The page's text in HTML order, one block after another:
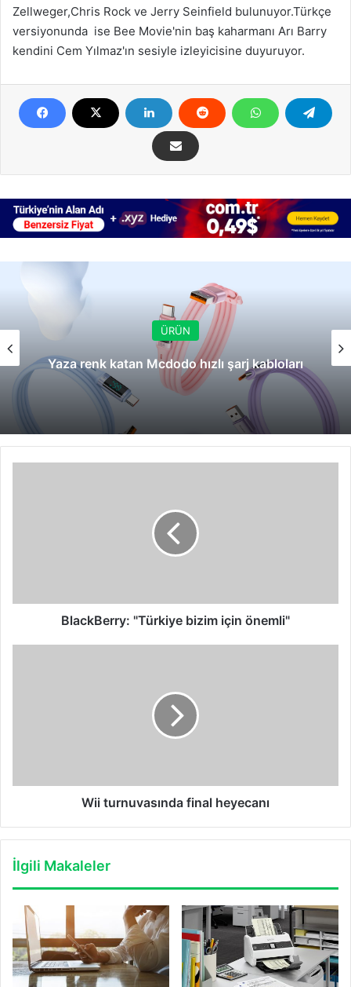
Zellweger,Chris Rock ve Jerry Seinfield bulunuyor.Türkçe
versiyonunda ise Bee Movie'nin baş kaharmanı Arı Barry
kendini Cem Yılmaz'ın sesiyle izleyicisine duyuruyor.
ÜRÜN
Yaza renk katan Mcdodo hızlı şarj kabloları
BlackBerry: "Türkiye bizim için önemli"
Wii turnuvasında final heyecanı
İlgili Makaleler